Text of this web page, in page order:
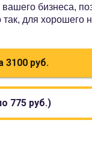
бизнеса,
для хорошего
3100 руб.
775 руб.)